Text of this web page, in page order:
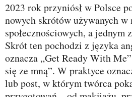
2023 rok przyniósł w Polsce ponad 1,2 miliona
nowych skrótów używanych w
społecznościowych, a
Skrót ten pochodzi z języka
oznacza „Get Ready With
się ze mną”. W praktyce
lub post, w którym twórca